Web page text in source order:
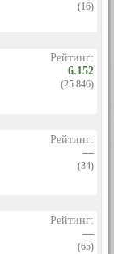
(16)
Рейтинг:
6.152
(25 846)
Рейтинг:
—
(34)
Рейтинг:
—
(65)